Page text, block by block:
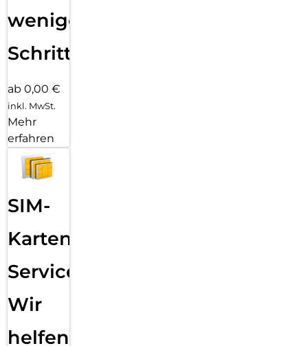
wenigen
Schritten
ab 0,00 €
inkl. MwSt.
Mehr
erfahren
SIM-
Karten
Service:
Wir
helfen